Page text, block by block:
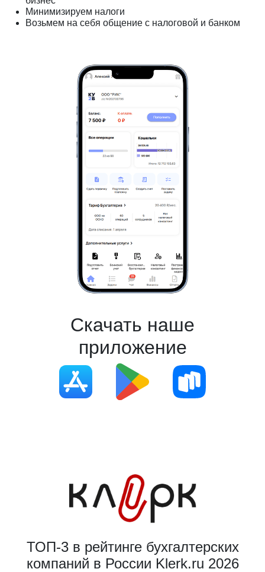
Минимизируем налоги
Возьмем на себя общение с налоговой и банком
Скачать наше
приложение
ТОП-3 в рейтинге бухгалтерских
компаний в России Klerk.ru 2026